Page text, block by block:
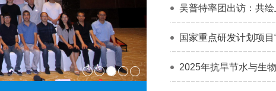
吴普特率团出访：共
国家重点研发计划项
2025年抗旱节水与生